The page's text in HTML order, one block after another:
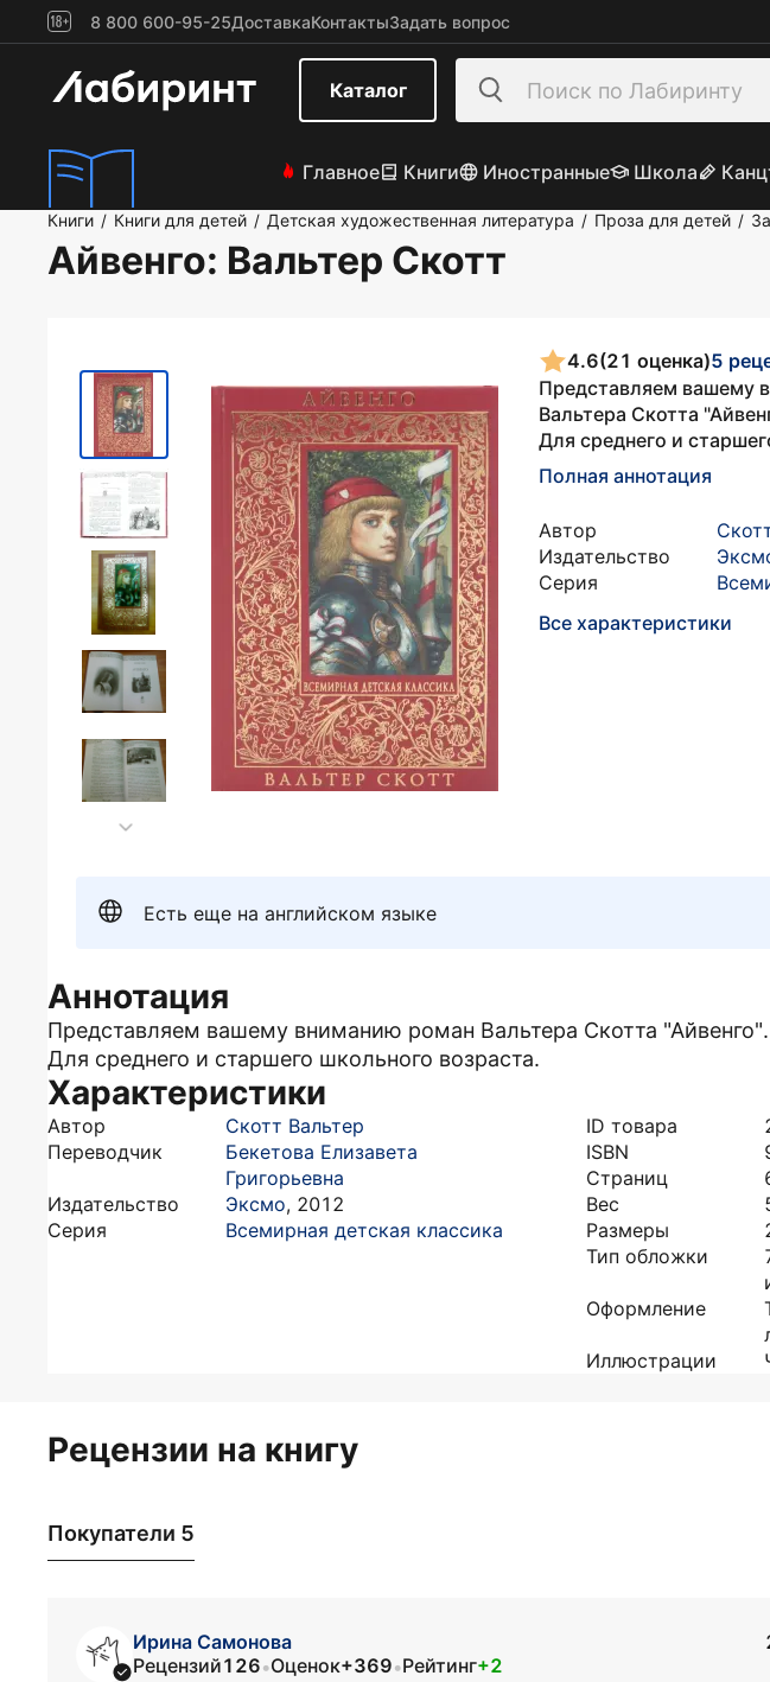
8 800 600-95-25ДоставкаКонтактыЗадать вопрос
Каталог
Главное Книги Иностранные Школа
Книги / Книги для детей / Детская художественная литература / Проза для детей /
Айвенго: Вальтер Скотт
4.6(21 оценка)5
Представляем вашему
Вальтера Скотта
Для среднего и
Полная аннотация
Автор
Издательство
Серия
Все характеристики
Есть еще на английском языке
Аннотация
Представляем вашему вниманию роман Вальтера Скотта "Айвенго".
Для среднего и старшего школьного возраста.
Характеристики
Автор
Скотт Вальтер
Переводчик
Бекетова Елизавета
Григорьевна
Издательство
Эксмо, 2012
Серия
Всемирная детская классика
ID товара
ISBN
Страниц
Вес
Размеры
Тип обложки
Оформление
Иллюстрации
Рецензии на книгу
Покупатели 5
Ирина Самонова
Рецензий126•Оценок+369•Рейтинг+2